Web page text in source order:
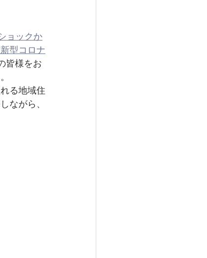
ョックか
型コロナ
皆様をお
る地域住
ながら、